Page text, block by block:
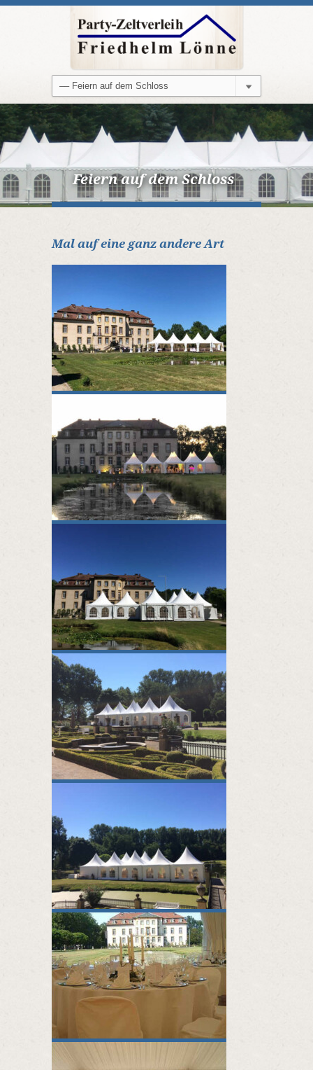
Feiern auf dem Schloss
Mal auf eine ganz andere Art